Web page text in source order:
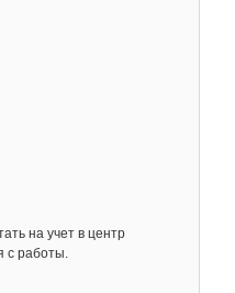
на учет в центр
с работы.